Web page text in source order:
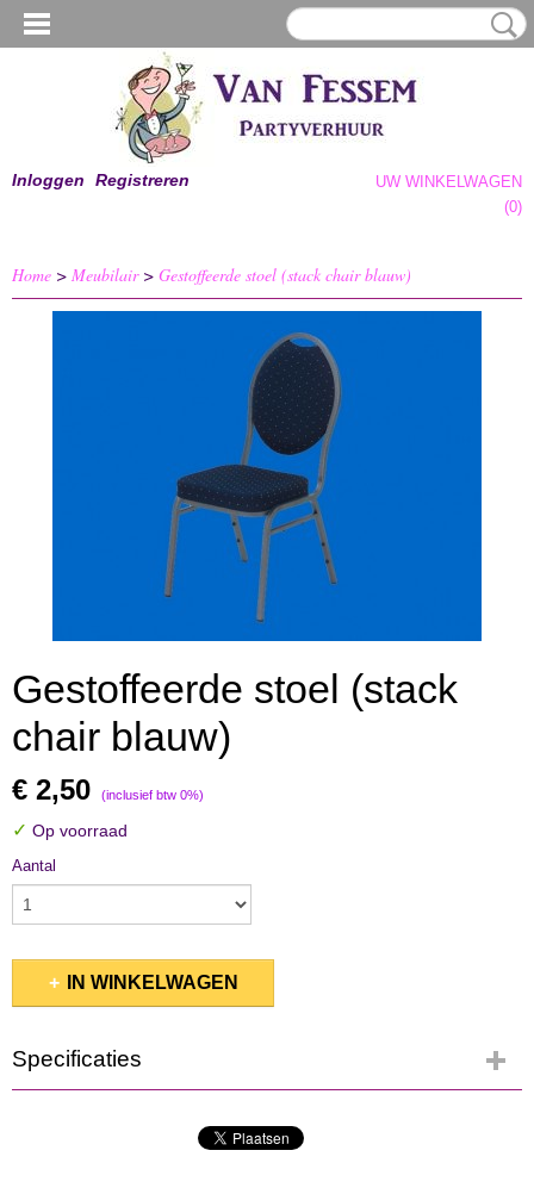
Inloggen Registreren
UW WINKELWAGEN
(0)
Home > Meubilair> Gestoffeerde stoel (stack chair blauw)
Gestoffeerde stoel (stack
chair blauw)
€ 2,50 (inclusief btw 0%)
✓ Op voorraad
Aantal
IN WINKELWAGEN
Specificaties